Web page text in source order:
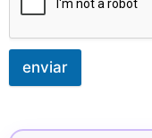
enviar